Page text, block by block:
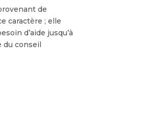
de
caractère ; elle
d’aide jusqu’à
du conseil